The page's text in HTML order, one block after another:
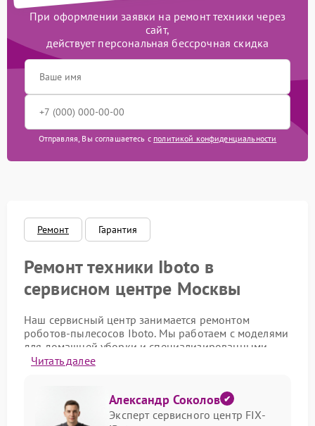
Ремонт базы 750 рублей
Ремонт зарядной станции 400 рублей
Восстановление после
попадания влаги
Замена водяной помпы
Восстановление подачи
воды
Ремонт/замена клапанов
500 рублей
управления
1700 рублей
400 рублей
При оформлении заявки на ремонт техники через
сайт,
действует персональная бессрочная скидка
Отправляя, Вы соглашаетесь с политикой конфиденциальности
Ремонт Гарантия
Ремонт техники Iboto в
сервисном центре Москвы
Наш сервисный центр занимается ремонтом
роботов-пылесосов Iboto. Мы работаем с моделями
для домашней уборки и специализированными
устройствами. Своевременный ремонт такого
эксплуатации.
Читать далее
Александр Соколов
Эксперт сервисного центр FIX-